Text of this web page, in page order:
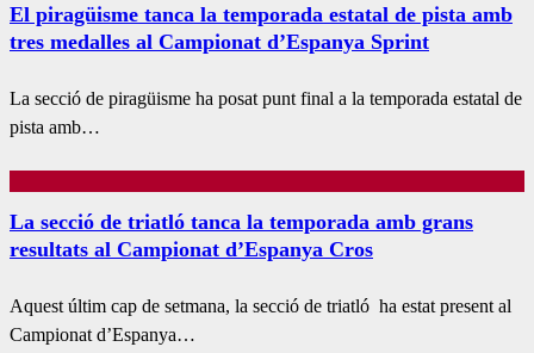
El piragüisme tanca la temporada estatal de pista amb
tres medalles al Campionat d’Espanya Sprint
La secció de piragüisme ha posat punt final a la temporada estatal de
pista amb…
La secció de triatló tanca la temporada amb grans
resultats al Campionat d’Espanya Cros
Aquest últim cap de setmana, la secció de triatló ha estat present al
Campionat d’Espanya…